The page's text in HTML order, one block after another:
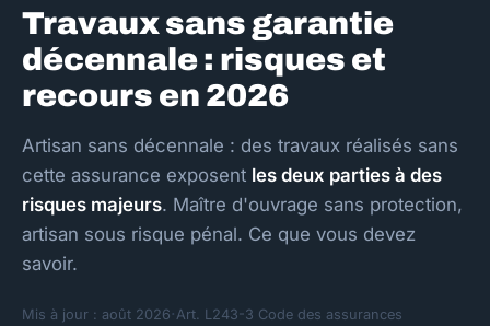
Travaux sans garantie
décennale : risques et
recours en 2026
Artisan sans décennale : des travaux réalisés sans
cette assurance exposent les deux parties à des
risques majeurs. Maître d'ouvrage sans protection,
artisan sous risque pénal. Ce que vous devez
savoir.
Mis à jour : août 2026 · Art. L243-3 Code des assurances